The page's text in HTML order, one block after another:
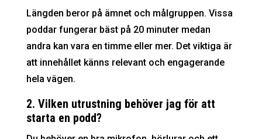
Längden beror på ämnet och målgruppen. Vissa
poddar fungerar bäst på 20 minuter medan
andra kan vara en timme eller mer. Det viktiga är
att innehållet känns relevant och engagerande
hela vägen.
2. Vilken utrustning behöver jag för att
starta en podd?